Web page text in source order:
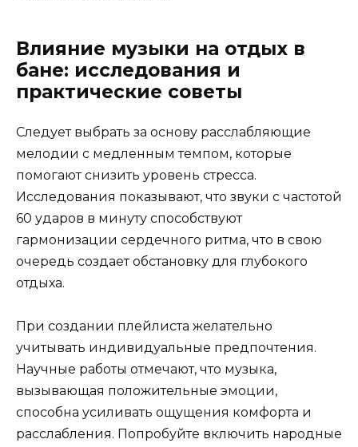
Влияние музыки на отдых в
бане: исследования и
практические советы
Следует выбрать за основу расслабляющие
мелодии с медленным темпом, которые
помогают снизить уровень стресса.
Исследования показывают, что звуки с частотой
60 ударов в минуту способствуют
гармонизации сердечного ритма, что в свою
очередь создает обстановку для глубокого
отдыха.
При создании плейлиста желательно
учитывать индивидуальные предпочтения.
Научные работы отмечают, что музыка,
вызывающая положительные эмоции,
способна усиливать ощущения комфорта и
расслабления. Попробуйте включить народные